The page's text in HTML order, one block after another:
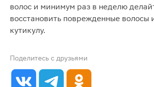
волос и минимум раз в неделю
восстановить поврежденные волосы
кутикулу.
Поделитесь с друзьями